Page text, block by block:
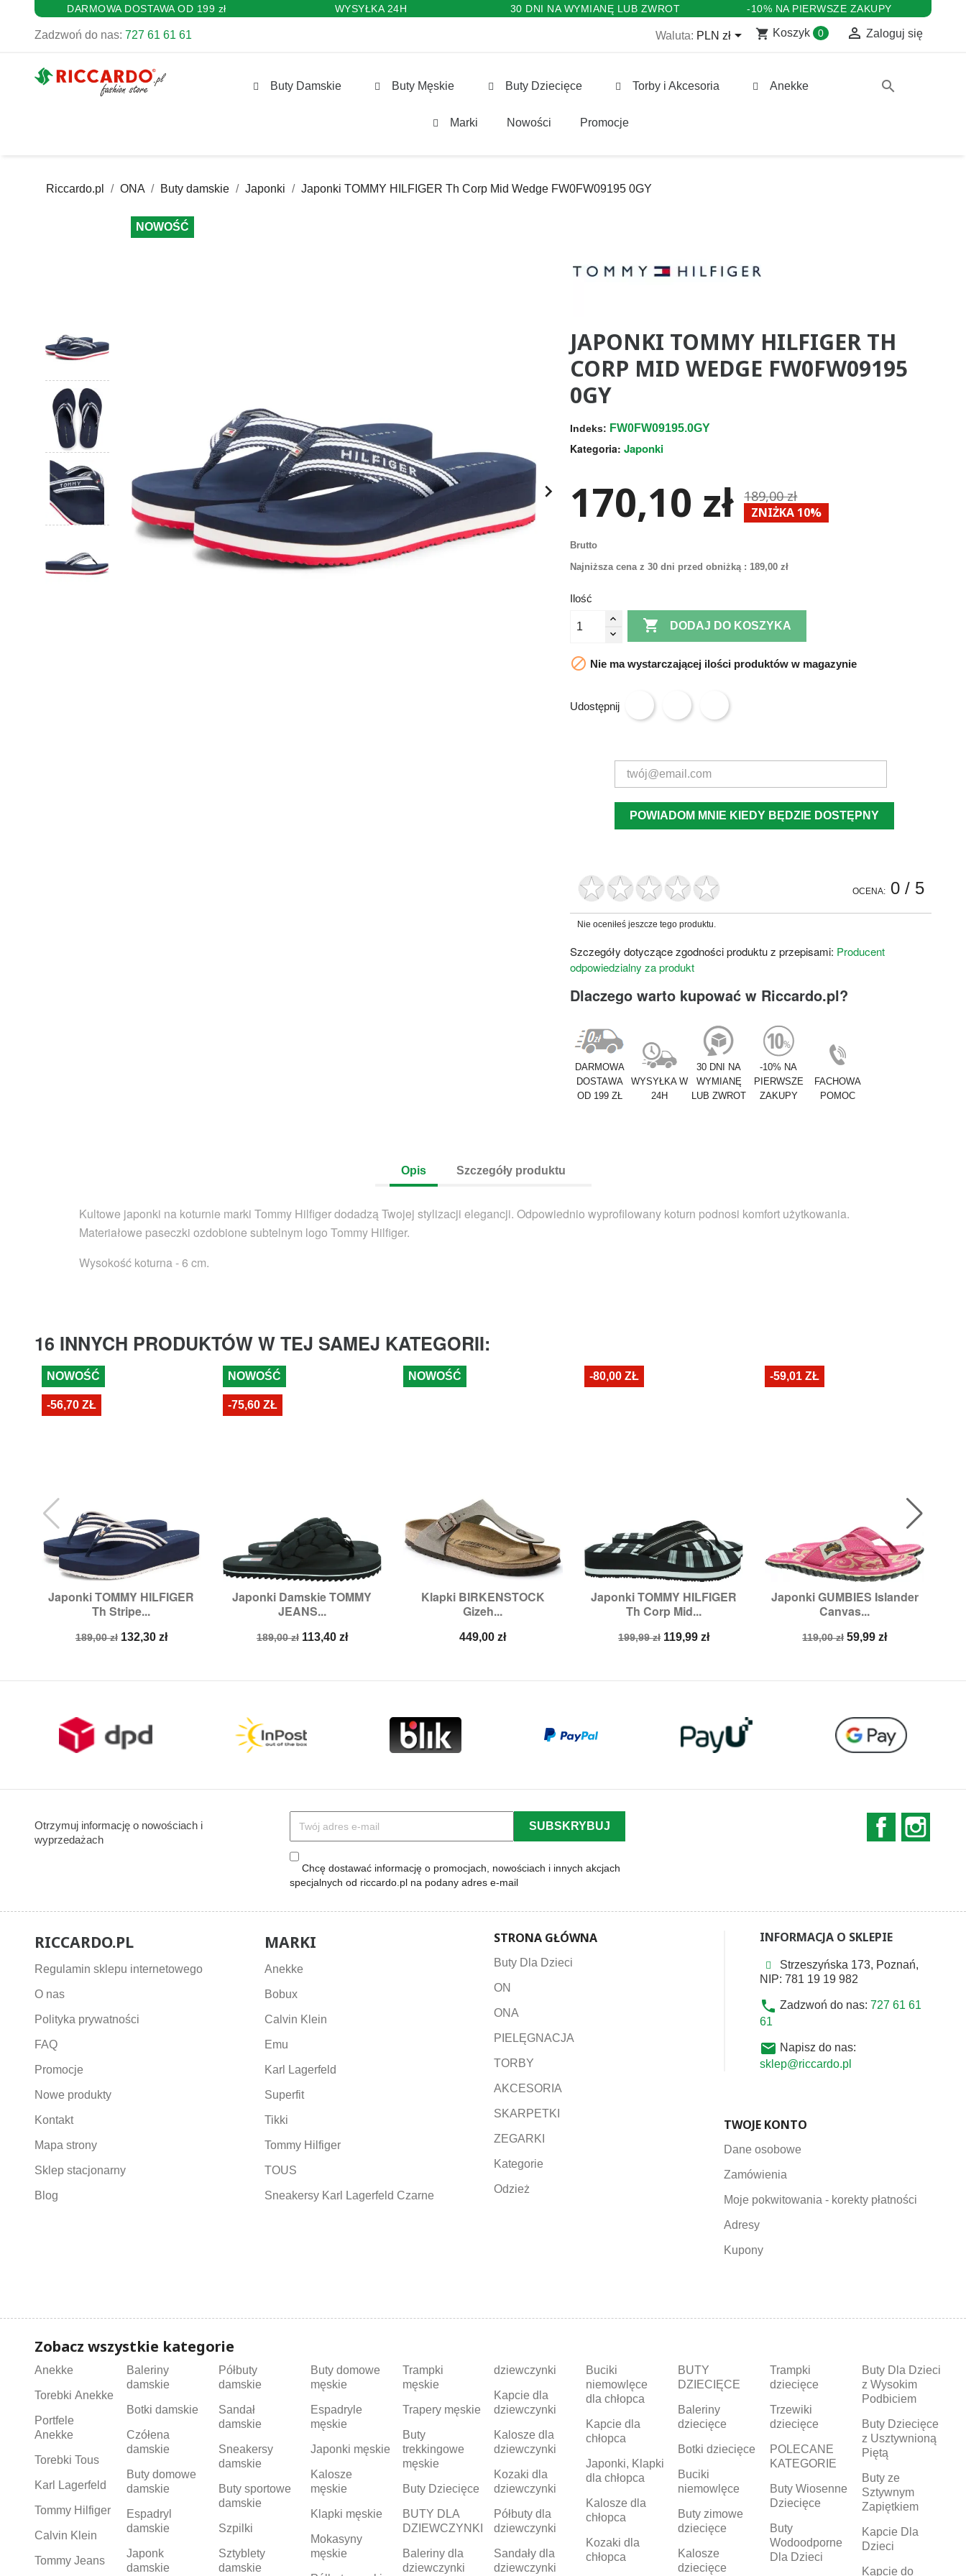
DARMOWA DOSTAWA OD 199 zł WYSYŁKA 24H 30 DNI NA WYMIANĘ LUB ZWROT -10% NA PIERWSZE ZAKUPY
Zadzwoń do nas: 727 61 61 61 Waluta: PLN zł shopping_cart Koszyk 0  Zaloguj się
Buty Damskie Buty Męskie Buty Dziecięce Torby i Akcesoria Anekke
Marki Nowości Promocje
search
Riccardo.pl ONA Buty damskie Japonki Japonki TOMMY HILFIGER Th Corp Mid Wedge FW0FW09195 0GY
NOWOŚĆ

JAPONKI TOMMY HILFIGER TH
CORP MID WEDGE FW0FW09195
0GY
Indeks: FW0FW09195.0GY
Kategoria: Japonki
170,10 zł 189,00 zł
ZNIŻKA 10%
Brutto
Najniższa cena z 30 dni przed obniżką : 189,00 zł
Ilość
 DODAJ DO KOSZYKA
 Nie ma wystarczającej ilości produktów w magazynie
Udostępnij
POWIADOM MNIE KIEDY BĘDZIE DOSTĘPNY
OCENA: 0/ 5
Nie oceniłeś jeszcze tego produktu.
Szczegóły dotyczące zgodności produktu z przepisami: Producent
odpowiedzialny za produkt
Dlaczego warto kupować w Riccardo.pl?
DARMOWA
DOSTAWA
OD 199 ZŁ
WYSYŁKA W
24H
30 DNI NA
WYMIANĘ
LUB ZWROT
-10% NA
PIERWSZE
ZAKUPY
FACHOWA
POMOC
Opis Szczegóły produktu
Kultowe japonki na koturnie marki Tommy Hilfiger dodadzą Twojej stylizacji elegancji. Odpowiednio wyprofilowany koturn podnosi komfort użytkowania.
Materiałowe paseczki ozdobione subtelnym logo Tommy Hilfiger.
Wysokość koturna - 6 cm.
16 INNYCH PRODUKTÓW W TEJ SAMEJ KATEGORII:
Japonki TOMMY HILFIGER
Th Stripe...
Cena
189,00 zł Cena
132,30 zł
Szybki podgląd
Rozmiary:38,40,
NOWOŚĆ
-56,70 ZŁ
Japonki Damskie TOMMY
JEANS...
Cena
189,00 zł Cena
113,40 zł
Szybki podgląd
Rozmiary:37,38,
NOWOŚĆ
-75,60 ZŁ
Klapki BIRKENSTOCK
Gizeh...
Cena
449,00 zł
Szybki podgląd
Rozmiary:42,
NOWOŚĆ
Japonki TOMMY HILFIGER
Th Corp Mid...
Cena
199,99 zł Cena
119,99 zł
Szybki podgląd
Rozmiary:39,40
-80,00 ZŁ
Japonki GUMBIES Islander
Canvas...
Cena
119,00 zł Cena
59,99 zł
Szybki podgląd
Rozmiary:36
-59,01 ZŁ
Otrzymuj informację o nowościach i
wyprzedażach
Chcę dostawać informację o promocjach, nowościach i innych akcjach
specjalnych od riccardo.pl na podany adres e-mail
Facebook
RICCARDO.PL
Regulamin sklepu internetowego
O nas
Polityka prywatności
FAQ
Promocje
Nowe produkty
Kontakt
Mapa strony
Sklep stacjonarny
Blog
MARKI
Anekke
Bobux
Calvin Klein
Emu
Karl Lagerfeld
Superfit
Tikki
Tommy Hilfiger
TOUS
Sneakersy Karl Lagerfeld Czarne
STRONA GŁÓWNA
Buty Dla Dzieci
ON
ONA
PIELĘGNACJA
TORBY
AKCESORIA
SKARPETKI
ZEGARKI
Kategorie
Odzież
INFORMACJA O SKLEPIE
Strzeszyńska 173, Poznań,
NIP: 781 19 19 982
phone Zadzwoń do nas: 727 61 61
61
email Napisz do nas:
sklep@riccardo.pl
TWOJE KONTO
Dane osobowe
Zamówienia
Moje pokwitowania - korekty płatności
Adresy
Kupony
Zobacz wszystkie kategorie
Anekke
Torebki Anekke
Portfele
Anekke
Torebki Tous
Karl Lagerfeld
Tommy Hilfiger
Calvin Klein
Tommy Jeans
Baleriny
damskie
Botki damskie
Czółena
damskie
Buty domowe
damskie
Espadryl
damskie
Japonk
damskie
Półbuty
damskie
Sandał
damskie
Sneakersy
damskie
Buty sportowe
damskie
Szpilki
Sztyblety
damskie
Buty domowe
męskie
Espadryle
męskie
Japonki męskie
Kalosze
męskie
Klapki męskie
Mokasyny
męskie
Trampki
męskie
Trapery męskie
Buty
trekkingowe
męskie
Buty Dziecięce
BUTY DLA
DZIEWCZYNKI
Baleriny dla
dziewczynki
dziewczynki
Kapcie dla
dziewczynki
Kalosze dla
dziewczynki
Kozaki dla
dziewczynki
Półbuty dla
dziewczynki
Sandały dla
dziewczynki
Buciki
niemowlęce
dla chłopca
Kapcie dla
chłopca
Japonki, Klapki
dla chłopca
Kalosze dla
chłopca
Kozaki dla
chłopca
BUTY
DZIECIĘCE
Baleriny
dziecięce
Botki dziecięce
Buciki
niemowlęce
Buty zimowe
dziecięce
Kalosze
dziecięce
Trampki
dziecięce
Trzewiki
dziecięce
POLECANE
KATEGORIE
Buty Wiosenne
Dziecięce
Buty
Wodoodporne
Dla Dzieci
Buty Dla Dzieci
z Wysokim
Podbiciem
Buty Dziecięce
z Usztywnioną
Piętą
Buty ze
Sztywnym
Zapiętkiem
Kapcie Dla
Dzieci
Kapcie do